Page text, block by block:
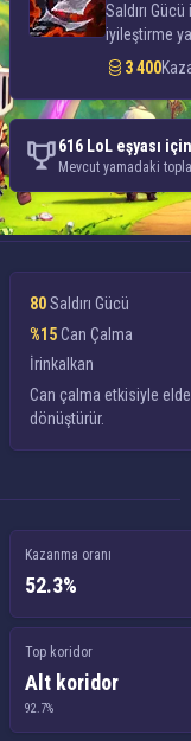
Saldırı
iyileştirme
3 400
616 LoL eşyası
Mevcut yamadaki
80Saldırı Gücü
%15Can Çalma
İrinkalkan
Can çalma etkisiyle
dönüştürür.
Kazanma oranı
52.3%
Top koridor
Alt koridor
92.7%